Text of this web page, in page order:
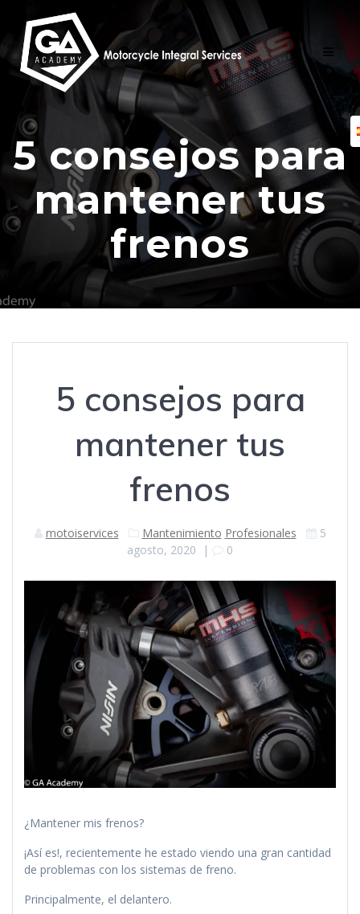
Skip
content
5 consejos para
mantener tus
frenos
5 consejos para
mantener tus
frenos
motoiservices Mantenimiento Profesionales
5
agosto, 2020 | 0
¿Mantener mis frenos?
¡Así es!, recientemente he estado viendo una gran cantidad
de problemas con los sistemas de freno.
Principalmente, el delantero.